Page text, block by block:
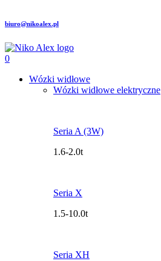
biuro@nikoalex.pl
0
Wózki widłowe
Wózki widłowe elektryczne
Seria A (3W)
1.6-2.0t
Seria X
1.5-10.0t
Seria XH